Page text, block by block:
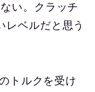
い。クラッチ
レベルだと思う
トルクを受け